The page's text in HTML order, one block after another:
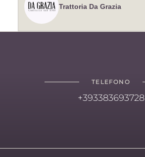
Trattoria Da Grazia
TELEFONO
+393383693728